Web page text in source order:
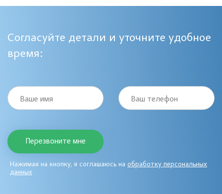
Согласуйте детали и уточните удобное
время:
Ваше имя Ваш телефон
Нажимая на кнопку, я соглашаюсь на обработку персональных
данных